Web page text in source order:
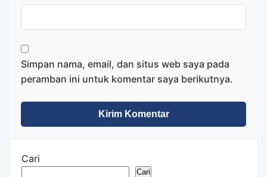
Simpan nama, email, dan situs web saya pada
peramban ini untuk komentar saya berikutnya.
Cari
Cari